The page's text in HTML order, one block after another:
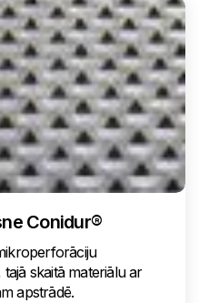
Conidur®
tajā skaitā materiālu ar
apstrādē.